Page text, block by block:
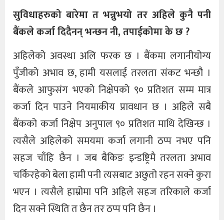
सुविधाहरुको बारेमा त भन्नुभयो तर अहिले कुनै पनी
बैंकले कर्जा दिदैनन् भन्छन नी, तपाईकोमा के छ ?
अहिलेको अवस्था अलि फरक छ । बैंकमा लगानीयोग्य
पुँजीको अभाव छ, हामी यसलाई तरलता संकट भन्छौ ।
बैंकले आफुसंग भएको निक्षेपको ९० प्रतिशत सम्म मात्र
कर्जा दिन पाउने नियमाकीय प्रावधान छ । अहिले सबै
बैंकको कर्जा निक्षेप अनुपाल ९० प्रतिशत माथि देखिन्छ ।
त्यसैले अहिलेको समयमा कर्जा लगानी ठप्प नभए पनि
सहज चाँहि छैन । जब बैकिङ इन्डष्ट्रिमै तरलता अभाव
चर्किरहेको बेला हामी पनी त्यसबाट अछुतो रहन सक्ने कुरा
भएन । त्यसैले हाम्रोमा पनि अहिले सहज तरिकाले कर्जा
दिन सक्ने स्थिति त छैन तर ठप्प पनि छैन ।